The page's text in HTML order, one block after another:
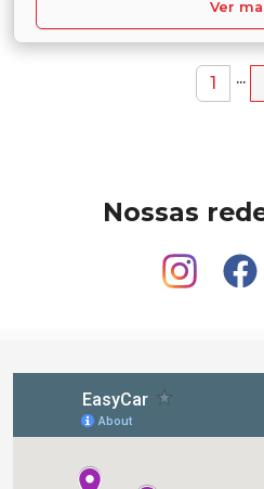
Ver
1 ...
Nossas